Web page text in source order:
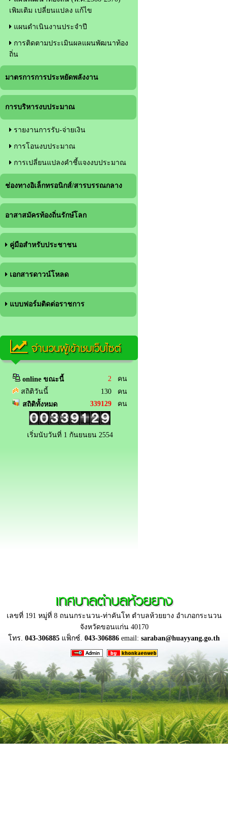
เพิมเติม เปลี่ยนแปลง แก้ไข
แผนดำเนินงานประจำปี
การติดตามประเมินผลแผนพัฒนาท้อง
ถิ่น
มาตรการการประหยัดพลังงาน
การบริหารงบประมาณ
รายงานการรับ-จ่ายเงิน
การโอนงบประมาณ
การเปลี่ยนแปลงคำชี้แจงงบประมาณ
ช่องทางอิเล็กทรอนิกส์/สารบรรณกลาง
อาสาสมัครท้องถิ่นรักษ์โลก
คู่มือสำหรับประชาชน
เอกสารดาวน์โหลด
แบบฟอร์มติดต่อราชการ
จำนวนผู้เข้าชมเว็บไซต์
online ขณะนี้ 2 คน
สถิติวันนี้
130 คน
สถิติทั้งหมด
339129 คน
เริ่มนับวันที่ 1 กันยนยน 2554
เทศบาลตำบลห้วยยาง
เลขที่ 191 หมู่ที่ 8 ถนนกระนวน-ท่าคันโท ตำบลห้วยยาง อำเภอกระนวน
จังหวัดขอนแก่น 40170
โทร. 043-306885 แฟ็กซ์. 043-306886 email: saraban@huayyang.go.th